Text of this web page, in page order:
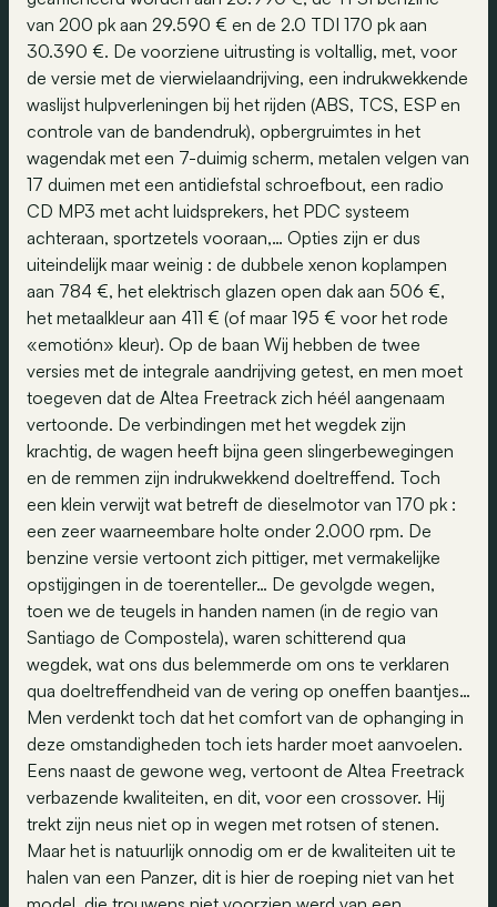
van 200 pk aan 29.590 € en de 2.0 TDI 170 pk aan
30.390 €. De voorziene uitrusting is voltallig, met, voor
de versie met de vierwielaandrijving, een indrukwekkende
waslijst hulpverleningen bij het rijden (ABS, TCS, ESP en
controle van de bandendruk), opbergruimtes in het
wagendak met een 7-duimig scherm, metalen velgen van
17 duimen met een antidiefstal schroefbout, een radio
CD MP3 met acht luidsprekers, het PDC systeem
achteraan, sportzetels vooraan,… Opties zijn er dus
uiteindelijk maar weinig : de dubbele xenon koplampen
aan 784 €, het elektrisch glazen open dak aan 506 €,
het metaalkleur aan 411 € (of maar 195 € voor het rode
«emotión» kleur). Op de baan Wij hebben de twee
versies met de integrale aandrijving getest, en men moet
toegeven dat de Altea Freetrack zich héél aangenaam
vertoonde. De verbindingen met het wegdek zijn
krachtig, de wagen heeft bijna geen slingerbewegingen
en de remmen zijn indrukwekkend doeltreffend. Toch
een klein verwijt wat betreft de dieselmotor van 170 pk :
een zeer waarneembare holte onder 2.000 rpm. De
benzine versie vertoont zich pittiger, met vermakelijke
opstijgingen in de toerenteller… De gevolgde wegen,
toen we de teugels in handen namen (in de regio van
Santiago de Compostela), waren schitterend qua
wegdek, wat ons dus belemmerde om ons te verklaren
qua doeltreffendheid van de vering op oneffen baantjes…
Men verdenkt toch dat het comfort van de ophanging in
deze omstandigheden toch iets harder moet aanvoelen.
Eens naast de gewone weg, vertoont de Altea Freetrack
verbazende kwaliteiten, en dit, voor een crossover. Hij
trekt zijn neus niet op in wegen met rotsen of stenen.
Maar het is natuurlijk onnodig om er de kwaliteiten uit te
halen van een Panzer, dit is hier de roeping niet van het